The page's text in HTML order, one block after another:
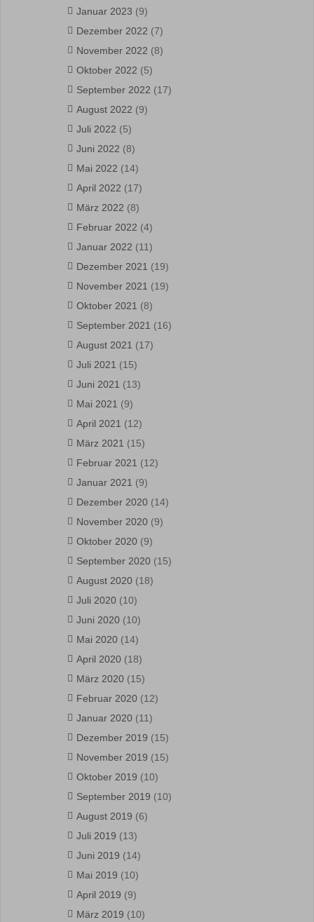
Januar 2023 (9)
Dezember 2022 (7)
November 2022 (8)
Oktober 2022 (5)
September 2022 (17)
August 2022 (9)
Juli 2022 (5)
Juni 2022 (8)
Mai 2022 (14)
April 2022 (17)
März 2022 (8)
Februar 2022 (4)
Januar 2022 (11)
Dezember 2021 (19)
November 2021 (19)
Oktober 2021 (8)
September 2021 (16)
August 2021 (17)
Juli 2021 (15)
Juni 2021 (13)
Mai 2021 (9)
April 2021 (12)
März 2021 (15)
Februar 2021 (12)
Januar 2021 (9)
Dezember 2020 (14)
November 2020 (9)
Oktober 2020 (9)
September 2020 (15)
August 2020 (18)
Juli 2020 (10)
Juni 2020 (10)
Mai 2020 (14)
April 2020 (18)
März 2020 (15)
Februar 2020 (12)
Januar 2020 (11)
Dezember 2019 (15)
November 2019 (15)
Oktober 2019 (10)
September 2019 (10)
August 2019 (6)
Juli 2019 (13)
Juni 2019 (14)
Mai 2019 (10)
April 2019 (9)
März 2019 (10)